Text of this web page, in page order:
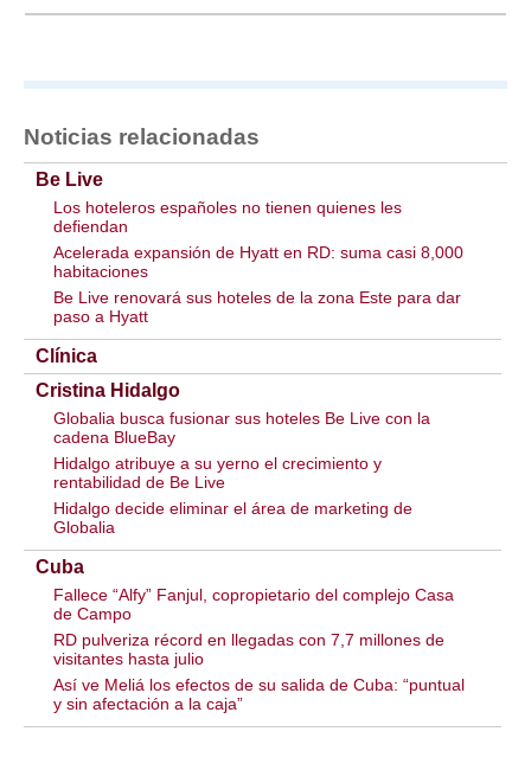
Noticias relacionadas
Be Live
Los hoteleros españoles no tienen quienes les
defiendan
Acelerada expansión de Hyatt en RD: suma casi 8,000
habitaciones
Be Live renovará sus hoteles de la zona Este para dar
paso a Hyatt
Clínica
Cristina Hidalgo
Globalia busca fusionar sus hoteles Be Live con la
cadena BlueBay
Hidalgo atribuye a su yerno el crecimiento y
rentabilidad de Be Live
Hidalgo decide eliminar el área de marketing de
Globalia
Cuba
Fallece “Alfy” Fanjul, copropietario del complejo Casa
de Campo
RD pulveriza récord en llegadas con 7,7 millones de
visitantes hasta julio
Así ve Meliá los efectos de su salida de Cuba: “puntual
y sin afectación a la caja”